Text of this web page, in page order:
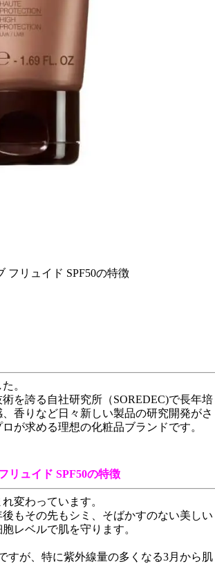
リュイド SPF50の特徴
。
を誇る自社研究所（SOREDEC)で長年培
香りなど日々新しい製品の研究開発がさ
が求める理想の化粧品ブランドです。
リュイド SPF50の特徴
変わっています。
もその先もシミ、そばかすのない美しい
レベルで肌を守ります。
すが、特に紫外線量の多くなる3月から肌